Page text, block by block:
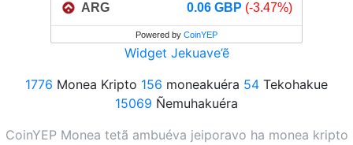
ARG 0.06 GBP (-3.47%)
Powered by CoinYEP
Widget Jekuave’ẽ
1776 Monea Kripto 156 moneakuéra 54 Tekohakue
15069 Ñemuhakuéra
CoinYEP Monea tetã ambuéva jeiporavo ha monea kripto